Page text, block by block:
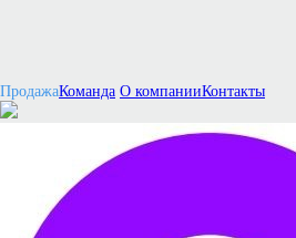
ПродажаКоманда О компанииКонтакты